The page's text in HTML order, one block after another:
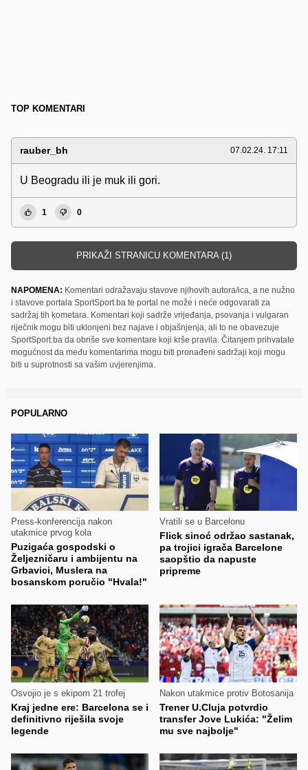
TOP KOMENTARI
rauber_bh 07.02.24. 17:11
U Beogradu ili je muk ili gori.
1 0
PRIKAŽI STRANICU KOMENTARA (1)
NAPOMENA: Komentari odražavaju stavove njihovih autora/ica, a ne nužno
i stavove portala SportSport.ba te portal ne može i neće odgovarati za
sadržaj tih kometara. Komentari koji sadrže vrijeđanja, psovanja i vulgaran
riječnik mogu biti uklonjeni bez najave i objašnjenja, ali to ne obavezuje
SportSport.ba da obriše sve komentare koji krše pravila. Čitanjem prihvatate
mogućnost da među komentarima mogu biti pronađeni sadržaji koji mogu
biti u suprotnosti sa vašim uvjerenjima.
POPULARNO
Press-konferencija nakon
utakmice prvog kola
Puzigaća gospodski o
Željezničaru i ambijentu na
Grbavici, Muslera na
bosanskom poručio "Hvala!"
Vratili se u Barcelonu
Flick sinoć održao sastanak,
pa trojici igrača Barcelone
saopštio da napuste
pripreme
Osvojio je s ekipom 21 trofej
Kraj jedne ere: Barcelona se i
definitivno riješila svoje
legende
Nakon utakmice protiv Botosanija
Trener U.Cluja potvrdio
transfer Jove Lukića: "Želim
mu sve najbolje"